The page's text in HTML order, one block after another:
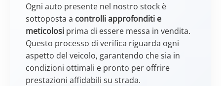
Ogni auto presente nel nostro stock è
sottoposta a controlli approfonditi e
meticolosi prima di essere messa in vendita.
Questo processo di verifica riguarda ogni
aspetto del veicolo, garantendo che sia in
condizioni ottimali e pronto per offrire
prestazioni affidabili su strada.